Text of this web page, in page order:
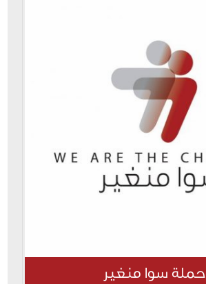
حملة سوا منغير